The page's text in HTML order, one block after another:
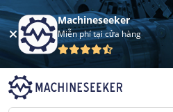
Machineseeker
Miễn phí tại cửa hàng